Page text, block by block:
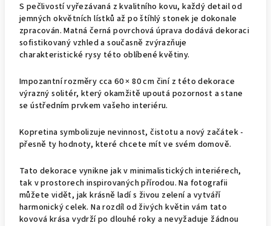
S pečlivostí vyřezávaná z kvalitního kovu, každý detail od
jemných okvětních lístků až po štíhlý stonek je dokonale
zpracován. Matná černá povrchová úprava dodává dekoraci
sofistikovaný vzhled a současně zvýrazňuje
charakteristické rysy této oblíbené květiny.
Impozantní rozměry cca 60 × 80 cm činí z této dekorace
výrazný solitér, který okamžitě upoutá pozornost a stane
se ústředním prvkem vašeho interiéru.
Kopretina symbolizuje nevinnost, čistotu a nový začátek -
přesně ty hodnoty, které chcete mít ve svém domově.
Tato dekorace vynikne jak v minimalistických interiérech,
tak v prostorech inspirovaných přírodou. Na fotografii
můžete vidět, jak krásně ladí s živou zelení a vytváří
harmonický celek. Na rozdíl od živých květin vám tato
kovová krása vydrží po dlouhé roky a nevyžaduje žádnou